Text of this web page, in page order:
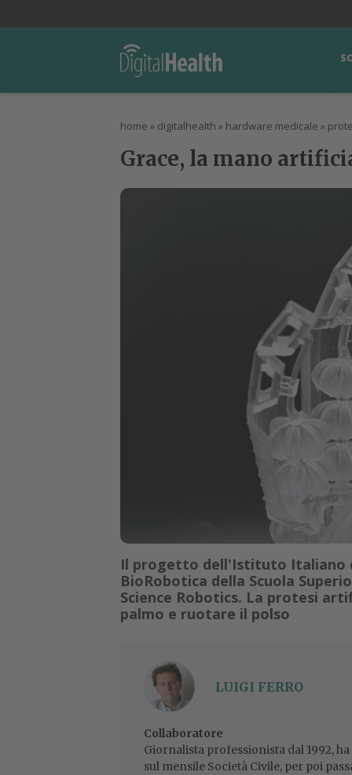
home » digitalhealth » hardware medicale »
Grace, la mano
Il progetto dell'Istituto Italiano
BioRobotica della Scuola
Science Robotics. La protesi
palmo e ruotare il polso
LUIGI FERRO
Collaboratore
Giornalista professionista dal 1992,
sul mensile Società Civile, per poi